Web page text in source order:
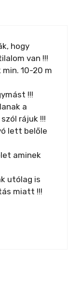
hogy
van !!!
10-20 m
!!!
a
rájuk !!!
lett belőle
aminek
utólag is
miatt !!!